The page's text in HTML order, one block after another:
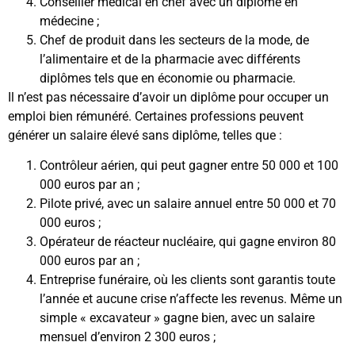
médecine ;
Chef de produit dans les secteurs de la mode, de
l’alimentaire et de la pharmacie avec différents
diplômes tels que en économie ou pharmacie.
Il n’est pas nécessaire d’avoir un diplôme pour occuper un
emploi bien rémunéré. Certaines professions peuvent
générer un salaire élevé sans diplôme, telles que :
Contrôleur aérien, qui peut gagner entre 50 000 et 100
000 euros par an ;
Pilote privé, avec un salaire annuel entre 50 000 et 70
000 euros ;
Opérateur de réacteur nucléaire, qui gagne environ 80
000 euros par an ;
Entreprise funéraire, où les clients sont garantis toute
l’année et aucune crise n’affecte les revenus. Même un
simple « excavateur » gagne bien, avec un salaire
mensuel d’environ 2 300 euros ;